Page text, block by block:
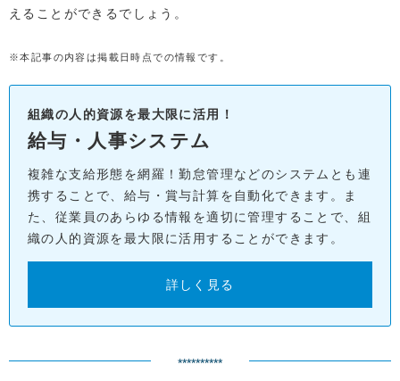
えることができるでしょう。
※本記事の内容は掲載日時点での情報です。
組織の人的資源を最大限に活用！
給与・人事システム
複雑な支給形態を網羅！勤怠管理などのシステムとも連
携することで、給与・賞与計算を自動化できます。ま
た、従業員のあらゆる情報を適切に管理することで、組
織の人的資源を最大限に活用することができます。
詳しく見る
**********